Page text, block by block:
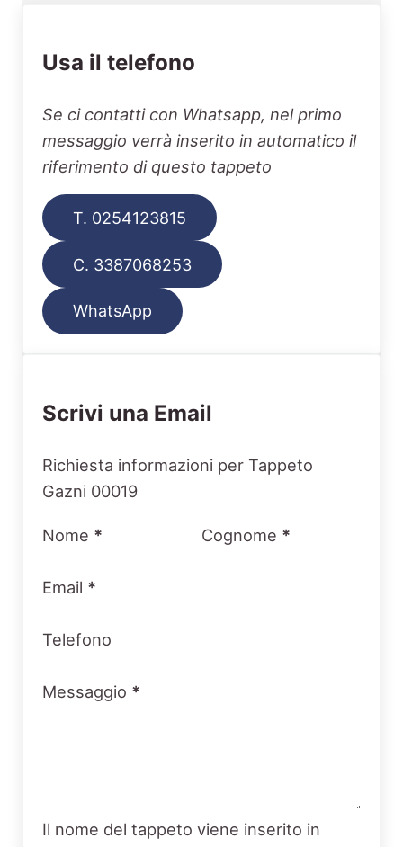
Usa il telefono
Se ci contatti con Whatsapp, nel primo
messaggio verrà inserito in automatico il
riferimento di questo tappeto
T. 0254123815
C. 3387068253
WhatsApp
Scrivi una Email
Section
Richiesta informazioni per Tappeto
Gazni 00019
Nome * Cognome *
Email *
Telefono
Messaggio *
Il nome del tappeto viene inserito in